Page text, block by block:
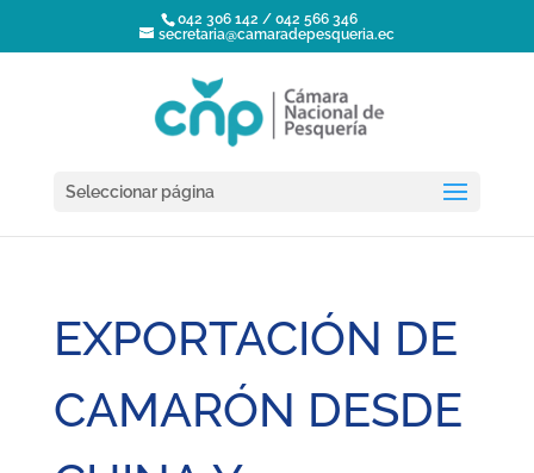
042 306 142 / 042 566 346
secretaria@camaradepesqueria.ec
Seleccionar página
EXPORTACIÓN DE
CAMARÓN DESDE